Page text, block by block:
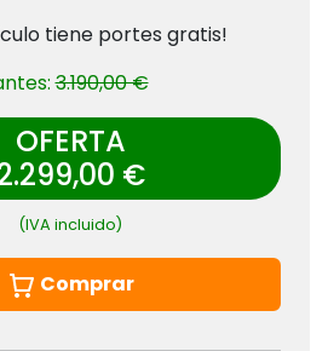
tiene portes gratis!
3.190,00 €
OFERTA
€
(IVA incluido)
Comprar